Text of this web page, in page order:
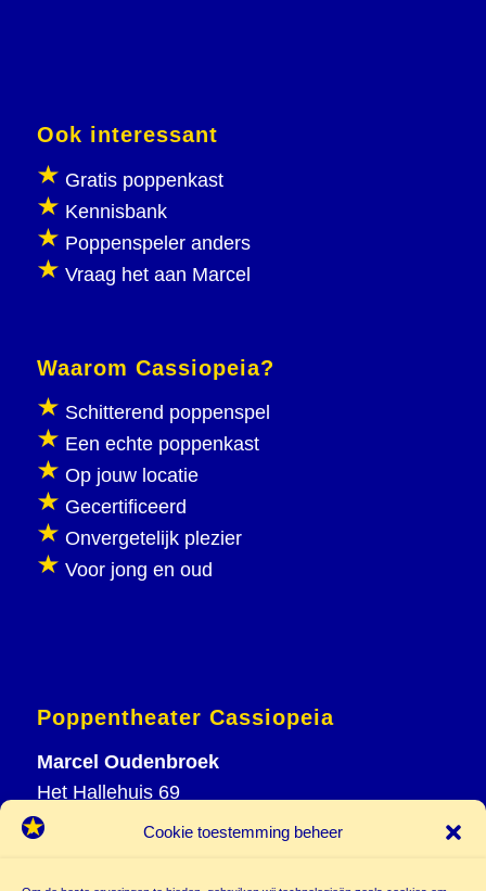
Cookie toestemming beheer
Ook interessant
Gratis poppenkast
Kennisbank
Poppenspeler anders
Vraag het aan Marcel
Waarom Cassiopeia?
Schitterend poppenspel
Een echte poppenkast
Op jouw locatie
Gecertificeerd
Onvergetelijk plezier
Voor jong en oud
Poppentheater Cassiopeia
Marcel Oudenbroek
Het Hallehuis 69
3823 VH Amersfoort
M 06 20 26 94 61